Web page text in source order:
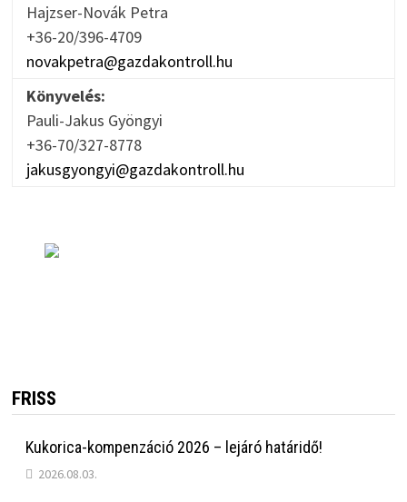
Hajzser-Novák Petra
+36-20/396-4709
novakpetra@gazdakontroll.hu
Könyvelés:
Pauli-Jakus Gyöngyi
+36-70/327-8778
jakusgyongyi@gazdakontroll.hu
FRISS
Kukorica-kompenzáció 2026 – lejáró határidő!
2026.08.03.